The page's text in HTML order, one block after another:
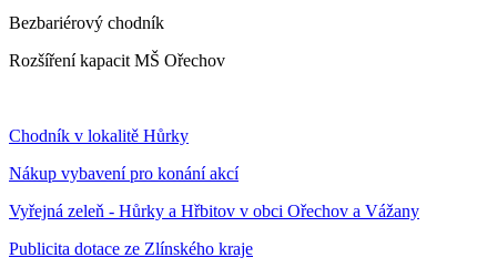
Bezbariérový chodník
Rozšíření kapacit MŠ Ořechov
Chodník v lokalitě Hůrky
Nákup vybavení pro konání akcí
Vyřejná zeleň - Hůrky a Hřbitov v obci Ořechov a Vážany
Publicita dotace ze Zlínského kraje